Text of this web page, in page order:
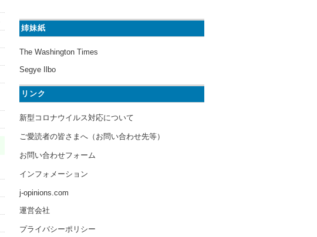
姉妹紙
The Washington Times
Segye Ilbo
リンク
新型コロナウイルス対応について
ご愛読者の皆さまへ（お問い合わせ先等）
お問い合わせフォーム
インフォメーション
j-opinions.com
運営会社
プライバシーポリシー